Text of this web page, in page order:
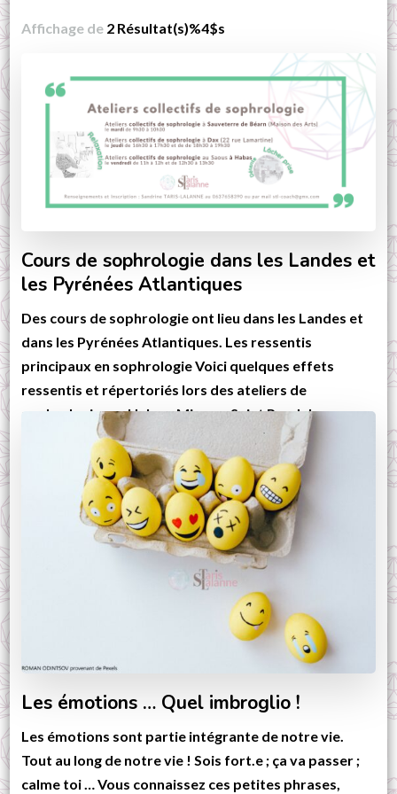
Affichage de 2 Résultat(s)%4$s
Cours de sophrologie dans les Landes et
les Pyrénées Atlantiques
Des cours de sophrologie ont lieu dans les Landes et
dans les Pyrénées Atlantiques. Les ressentis
principaux en sophrologie Voici quelques effets
ressentis et répertoriés lors des ateliers de
sophrologie sur Habas, Misson, Saint Pandelon,
Estibeaux, Pomarez et Ossages. Les modalités des
ateliers collectifs de sophrologie Pour tout
renseignement et inscription, merci de bien vouloir …
CONTINUER LA LECTURE
Les émotions … Quel imbroglio !
Les émotions sont partie intégrante de notre vie.
Tout au long de notre vie ! Sois fort.e ; ça va passer ;
calme toi … Vous connaissez ces petites phrases,